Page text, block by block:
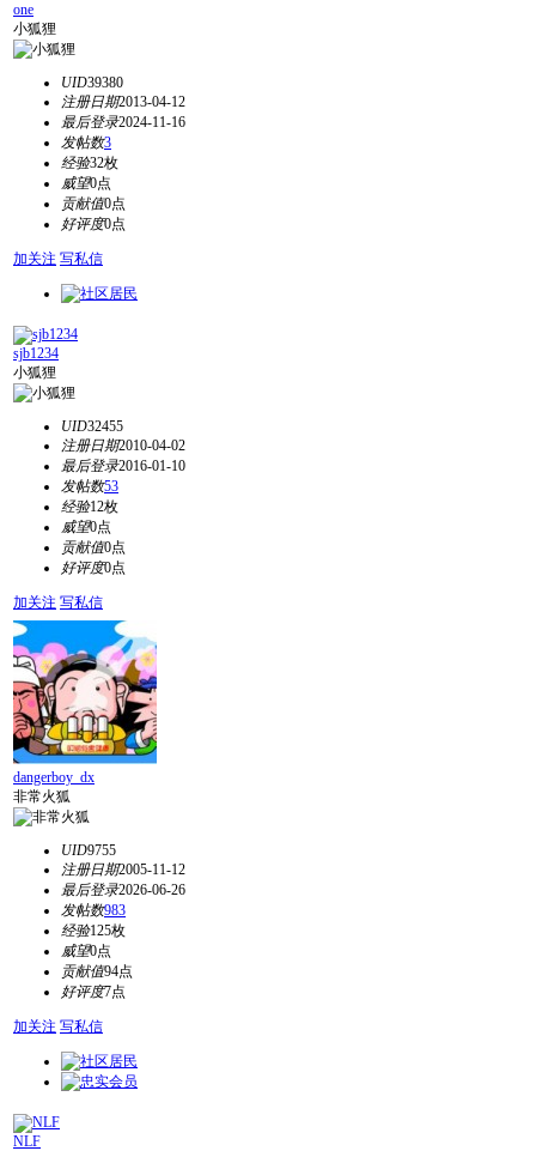
one
小狐狸
UID39380
注册日期2013-04-12
最后登录2024-11-16
发帖数3
经验32枚
威望0点
贡献值0点
好评度0点
加关注 写私信
sjb1234
小狐狸
UID32455
注册日期2010-04-02
最后登录2016-01-10
发帖数53
经验12枚
威望0点
贡献值0点
好评度0点
加关注 写私信
dangerboy_dx
非常火狐
UID9755
注册日期2005-11-12
最后登录2026-06-26
发帖数983
经验125枚
威望0点
贡献值94点
好评度7点
加关注 写私信
NLF